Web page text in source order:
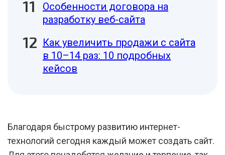
Особенности договора на
разработку веб-сайта
Как увеличить продажи с сайта
в 10–14 раз: 10 подробных
кейсов
Благодаря быстрому развитию интернет-
технологий сегодня каждый может создать сайт.